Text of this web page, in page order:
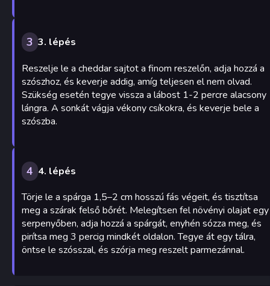
3 3. lépés
Reszelje le a cheddar sajtot a finom reszelőn, adja hozzá a
szószhoz, és keverje addig, amíg teljesen el nem olvad.
Szükség esetén tegye vissza a lábost 1-2 percre alacsony
lángra. A sonkát vágja vékony csíkokra, és keverje bele a
szószba.
4 4. lépés
Törje le a spárga 1,5–2 cm hosszú fás végeit, és tisztítsa
meg a szárak felső bőrét. Melegítsen fel növényi olajat egy
serpenyőben, adja hozzá a spárgát, enyhén sózza meg, és
pirítsa meg 3 percig mindkét oldalon. Tegye át egy tálra,
öntse le szósszal, és szórja meg reszelt parmezánnal.